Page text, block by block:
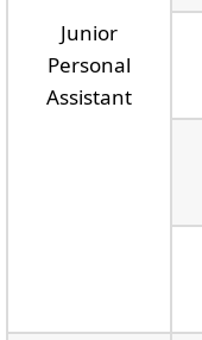
Junior
Personal
Assistant